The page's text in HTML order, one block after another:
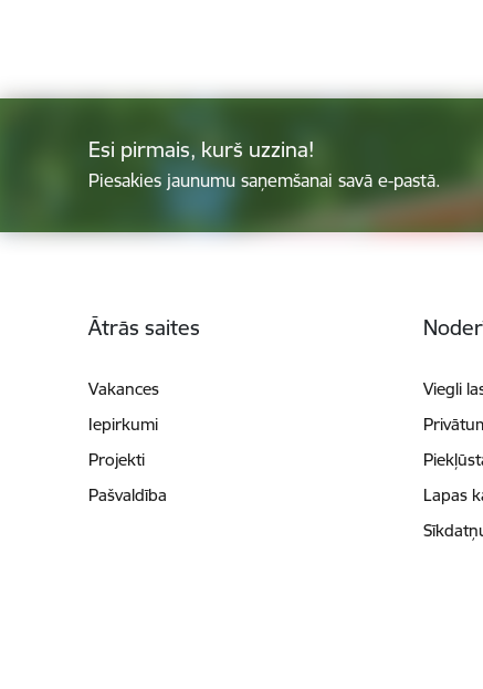
Esi pirmais, kurš uzzina!
Piesakies jaunumu saņemšanai savā e-pastā.
Ātrās saites
Vakances
Iepirkumi
Projekti
Pašvaldība
Viegli
Lapas